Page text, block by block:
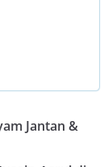
Jantan &